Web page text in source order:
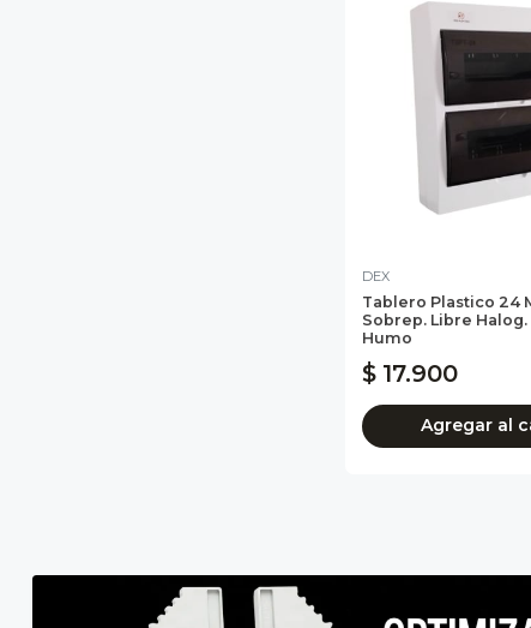
DEX
Tablero Plastico 24
Sobrep. Libre Halog.
Humo
$ 17.900
Agregar al